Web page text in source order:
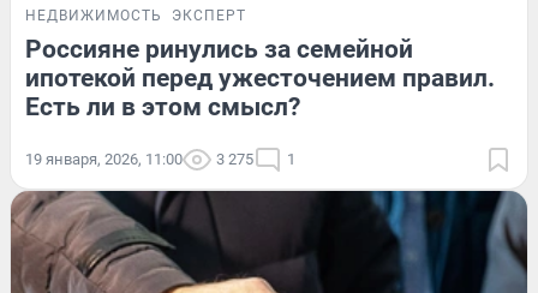
НЕДВИЖИМОСТЬ ЭКСПЕРТ
Россияне ринулись за семейной
ипотекой перед ужесточением правил.
Есть ли в этом смысл?
19 января, 2026, 11:00 3 275 1